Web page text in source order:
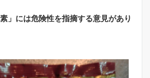
」には危険性を指摘する意見があり